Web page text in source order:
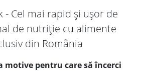
- Cel mai rapid și ușor de
de nutriție cu alimente
din România
motive pentru care să încerci